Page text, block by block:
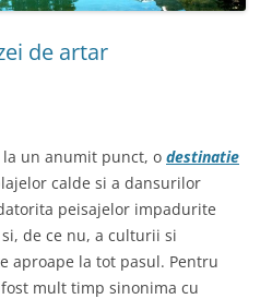
de artar
la un anumit punct, o destinatie
calde si a dansurilor
peisajelor impadurite
de ce nu, a culturii si
aproape la tot pasul. Pentru
mult timp sinonima cu